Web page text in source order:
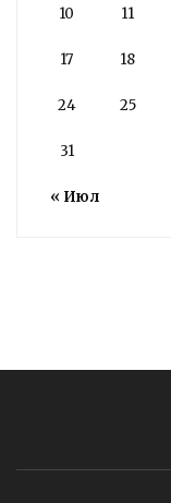
« Июл
10 11
17 18
24 25
31